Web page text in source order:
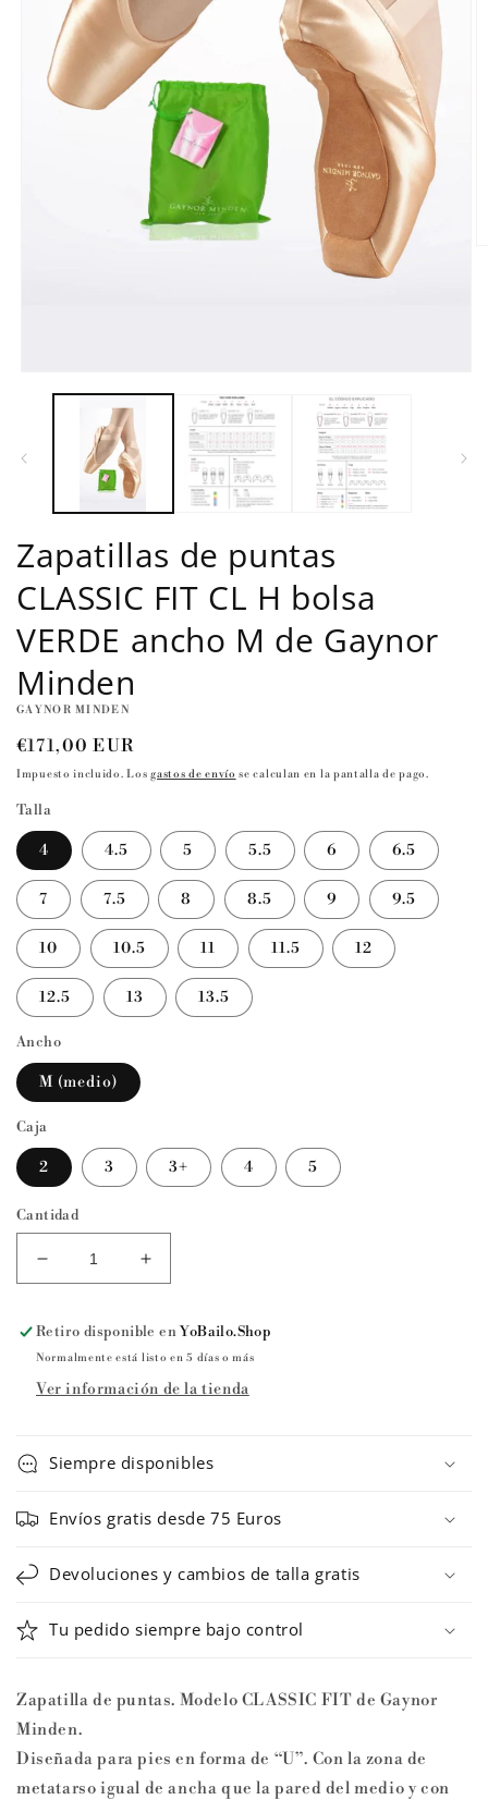
elemento
una
Zapatillas de puntas
CLASSIC FIT CL H bolsa
VERDE ancho M de Gaynor
Minden
GAYNOR MINDEN
Precio
habitual
€171,00 EUR
Impuesto incluido. Losgastos de envío se calculan en la pantalla de pago.
Talla
4 4.5 5 5.5 6 6.5
7 7.5 8 8.5 9 9.5
10 10.5 11 11.5 12
12.5 13 13.5
Ancho
M (medio)
Caja
2 3 3+ 4 5
Cantidad
Reducir
cantidad
Zapatillas
de
puntas
H
VERDE
M
Minden
Aumentar
cantidad
Zapatillas
de
puntas
H
VERDE
de
Minden
Retiro disponible enYoBailo.Shop
Normalmente está listo en 5 días o más
Ver información de la tienda
Siempre disponibles
Envíos gratis desde 75 Euros
Devoluciones y cambios de talla gratis
Tu pedido siempre bajo control
Zapatilla de puntas. Modelo CLASSIC FIT de Gaynor
Minden.
Diseñada para pies en forma de “U”. Con la zona de
metatarso igual de ancha que la pared del medio y con